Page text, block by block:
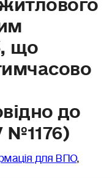
що
до
для ВПО,